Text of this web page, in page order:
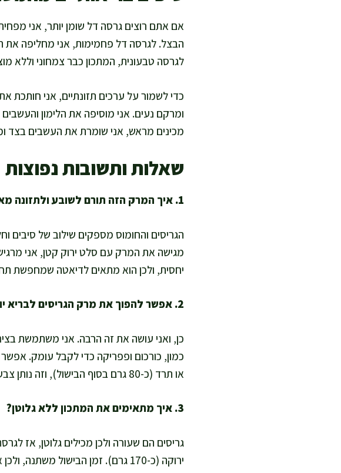
לגרסה טבעונית, המתכון כבר צמחוני וללא
כדי לשמור על ערכים תזונתיים, אני חותכת
מכינים מראש, אני שומרת את העשבים בצד
שאלות ותשובות נפוצות
1. איך המרק הזה תורם לשובע ולתזונה מאוזנת?
הגריסים והחומוס מספקים שילוב של סיבים
מגישה את המרק עם סלט ירוק קטן, אני
יחסית, ולכן הוא מתאים לדיאטה שמחפשת
2. אפשר להפוך את מרק הגריסים לבריא יותר בלי לפגוע בטעם?
כן, ואני עושה את זה הרבה. אני משתמשת
או תרד (כ-80 גרם בסוף הבישול), וזה נותן צבע וטעם בלי צורך בשומן נוסף.
3. איך מתאימים את המתכון ללא גלוטן?